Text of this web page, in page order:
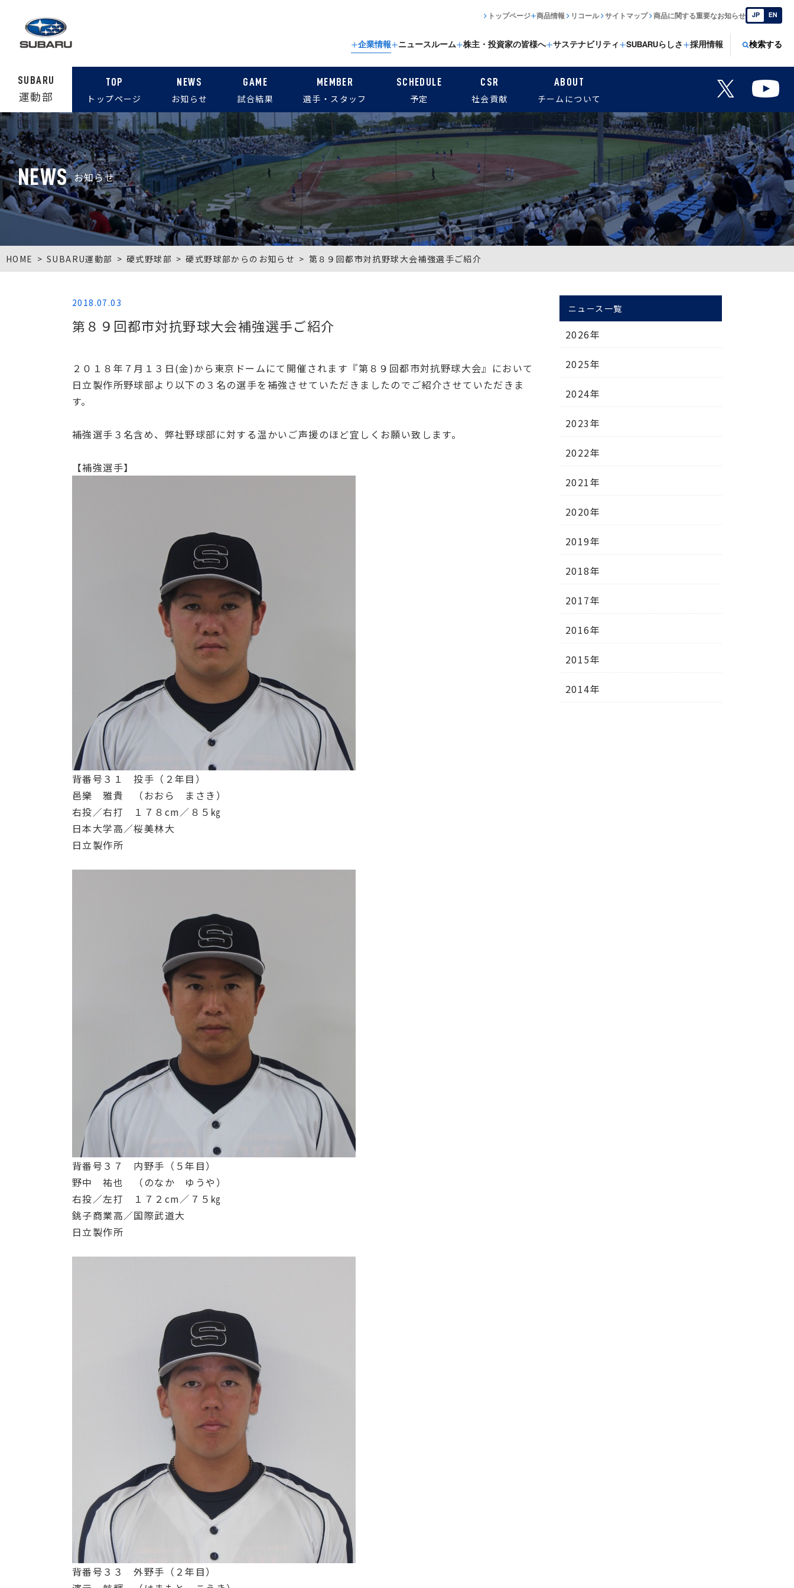
企業情報 ニュースルーム 株主・投資家の皆様へ サステナビリティ SUBARUらしさ 採用情報 検索する
トップページ 商品情報 リコール サイトマップ 商品に関する重要なお知らせ JP EN
SUBARU
運動部
TOP
トップページ
NEWS
お知らせ
GAME
試合結果
MEMBER
選手・スタッフ
SCHEDULE
予定
CSR
社会貢献
ABOUT
チームについて
NEWS お知らせ
HOME SUBARU運動部 硬式野球部 硬式野球部からのお知らせ 第８９回都市対抗野球大会補強選手ご紹介
2018.07.03
第８９回都市対抗野球大会補強選手ご紹介
２０１８年７月１３日(金)から東京ドームにて開催されます『第８９回都市対抗野球大会』において
日立製作所野球部より以下の３名の選手を補強させていただきましたのでご紹介させていただきま
す。
補強選手３名含め、弊社野球部に対する温かいご声援のほど宜しくお願い致します。
【補強選手】
背番号３１ 投手（２年目）
邑樂 雅貴 （おおら まさき）
右投／右打 １７８cm／８５㎏
日本大学高／桜美林大
日立製作所
背番号３７ 内野手（５年目）
野中 祐也 （のなか ゆうや）
右投／左打 １７２cm／７５㎏
銚子商業高／国際武道大
日立製作所
背番号３３ 外野手（２年目）
ニュース一覧
2026年
2025年
2024年
2023年
2022年
2021年
2020年
2019年
2018年
2017年
2016年
2015年
2014年